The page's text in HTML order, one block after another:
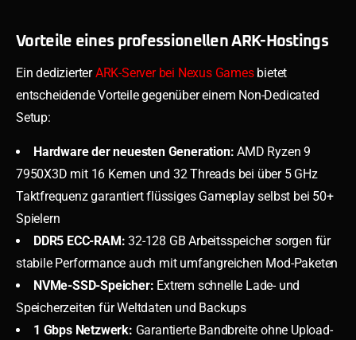
Vorteile eines professionellen ARK-Hostings
Ein dedizierterARK-Server bei Nexus Gamesbietet
entscheidende Vorteile gegenüber einem Non-Dedicated
Setup:
Hardware der neuesten Generation: AMD Ryzen 9
7950X3D mit 16 Kernen und 32 Threads bei über 5 GHz
Taktfrequenz garantiert flüssiges Gameplay selbst bei 50+
Spielern
DDR5 ECC-RAM: 32-128 GB Arbeitsspeicher sorgen für
stabile Performance auch mit umfangreichen Mod-Paketen
NVMe-SSD-Speicher: Extrem schnelle Lade- und
Speicherzeiten für Weltdaten und Backups
1 Gbps Netzwerk: Garantierte Bandbreite ohne Upload-